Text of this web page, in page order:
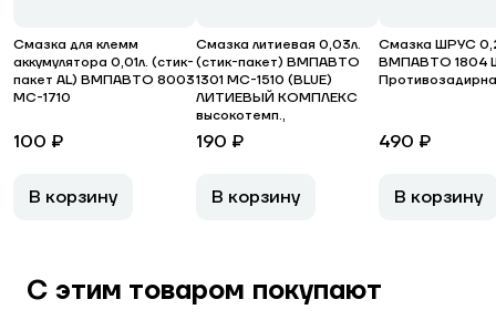
Смазка для клемм
аккумулятора 0,01л. (стик-
пакет AL) ВМПАВТО 8003
МС-1710
100 ₽
В корзину
Смазка литиевая 0,03л.
(стик-пакет) ВМПАВТО
1301 МС-1510 (BLUE)
ЛИТИЕВЫЙ КОМПЛЕКС
высокотемп.,
190 ₽
В корзину
Смазка ШРУС
ВМПАВТО 1804
490 ₽
В корзину
С этим товаром покупают